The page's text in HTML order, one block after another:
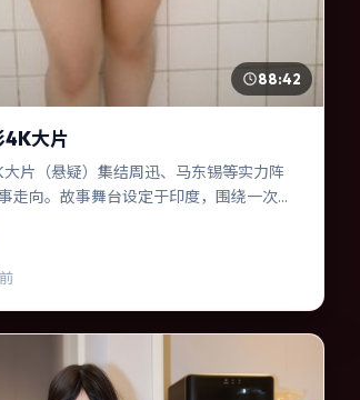
88:42
4K大片
片（悬疑）集结周迅、马东锡等实力阵
走向。故事舞台设定于印度，围绕一次意
应；配乐与色彩高度服务于主题，结尾留